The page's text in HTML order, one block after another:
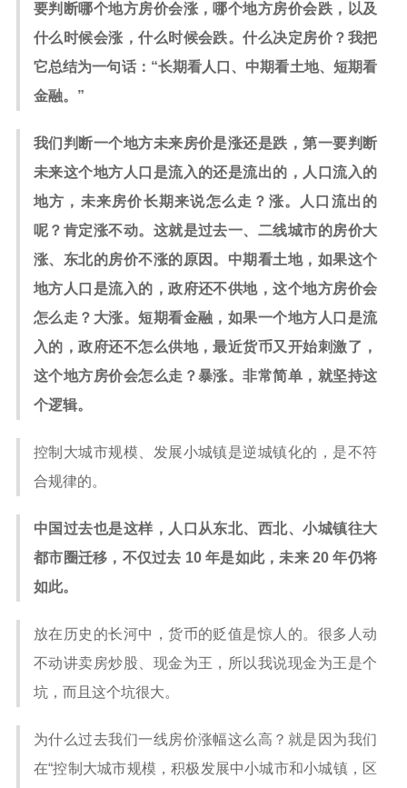
要判断哪个地方房价会涨，哪个地方房价会跌，以及
什么时候会涨，什么时候会跌。什么决定房价？我把
它总结为一句话：“长期看人口、中期看土地、短期看
金融。”
我们判断一个地方未来房价是涨还是跌，第一要判断
未来这个地方人口是流入的还是流出的，人口流入的
地方，未来房价长期来说怎么走？涨。人口流出的
呢？肯定涨不动。这就是过去一、二线城市的房价大
涨、东北的房价不涨的原因。中期看土地，如果这个
地方人口是流入的，政府还不供地，这个地方房价会
怎么走？大涨。短期看金融，如果一个地方人口是流
入的，政府还不怎么供地，最近货币又开始刺激了，
这个地方房价会怎么走？暴涨。非常简单，就坚持这
个逻辑。
控制大城市规模、发展小城镇是逆城镇化的，是不符
合规律的。
中国过去也是这样，人口从东北、西北、小城镇往大
都市圈迁移，不仅过去 10 年是如此，未来 20 年仍将
如此。
放在历史的长河中，货币的贬值是惊人的。很多人动
不动讲卖房炒股、现金为王，所以我说现金为王是个
坑，而且这个坑很大。
为什么过去我们一线房价涨幅这么高？就是因为我们
在“控制大城市规模，积极发展中小城市和小城镇，区